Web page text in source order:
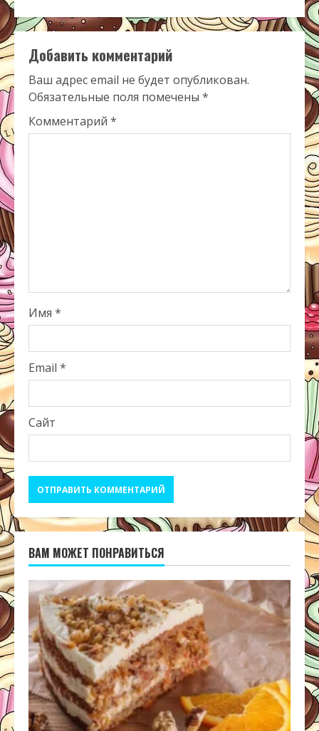
Добавить комментарий
Ваш адрес email не будет опубликован.
Обязательные поля помечены *
Комментарий *
Имя *
Email *
Сайт
ВАМ МОЖЕТ ПОНРАВИТЬСЯ